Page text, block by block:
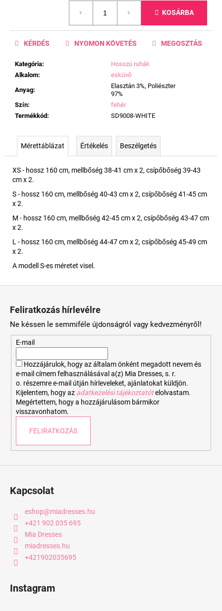
KOSÁRBA
Kategória:
Hosszú ruhák
Alkalom:
esküvő
Anyag:
Elasztán 3%, Poliészter
97%
Szín:
fehér
Termékkód: SD9008-WHITE
KÉRDÉS NYOMON KÖVETÉS MEGOSZTÁS
Mérettáblázat Értékelés Beszélgetés
XS - hossz 160 cm, mellbőség 38-41 cm x 2, csípőbőség 39-43
cm x 2.
S - hossz 160 cm, mellbőség 40-43 cm x 2, csípőbőség 41-45 cm
x 2.
M - hossz 160 cm, mellbőség 42-45 cm x 2, csípőbőség 43-47 cm
x 2.
L - hossz 160 cm, mellbőség 44-47 cm x 2, csípőbőség 45-49 cm
x 2.
A modell S-es méretet visel.
Feliratkozás hírlevélre
Ne késsen le semmiféle újdonságról vagy kedvezményről!
E-mail
Hozzájárulok, hogy az általam önként megadott nevem és
e-mail címem felhasználásával a(z) Mia Dresses, s. r.
o. részemre e-mail útján hírleveleket, ajánlatokat küldjön.
Kijelentem, hogy az adatkezelési tájékoztatót elolvastam.
Megértettem, hogy a hozzájárulásom bármikor
visszavonhatom.
FELIRATKOZÁS
Kapcsolat
eshop@miadresses.hu
+421 902 035 695
Mia Dresses
miadresses.hu
+421902035695
Instagram